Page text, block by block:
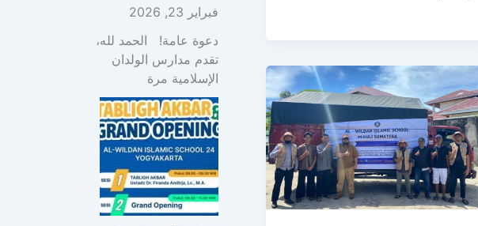
فبراير 23, 2026
دعوة عامة! الحمد لله،
تقدم مدارس الولدان
الإسلامية مرة